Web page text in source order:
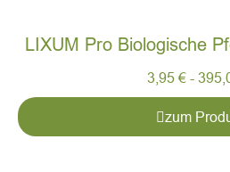
LIXUM Pro Biologische
3,95 € -
zum